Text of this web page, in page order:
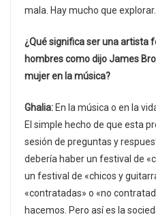
mala. Hay mucho que
¿Qué significa ser una artista
hombres como dijo James
mujer en la música?
Ghalia: En la música o en la
El simple hecho de que esta
sesión de preguntas y
debería haber un festival de
un festival de «chicos y
«contratadas» o «no
hacemos. Pero así es la